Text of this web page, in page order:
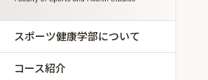
スポーツ健康学部について
コース紹介